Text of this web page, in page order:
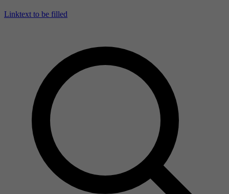
Linktext to be filled